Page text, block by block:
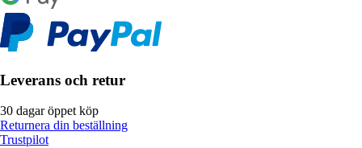
Leverans och retur
30 dagar öppet köp
Returnera din beställning
Trustpilot